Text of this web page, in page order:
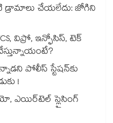
డ్రామాలు చేయలేదు: జోగిని
విప్రో, ఇన్ఫోసిస్, టెక్
పోలీస్ స్టేషన్⁪కు
!
ఎయిర్‌టెల్ స్లైసింగ్